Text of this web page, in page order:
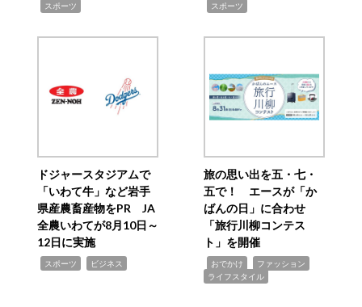
スポーツ スポーツ
ドジャースタジアムで
「いわて牛」など岩手
県産農畜産物をPR JA
全農いわてが8月10日～
12日に実施
スポーツ ビジネス
旅の思い出を五・七・
五で！ エースが「か
ばんの日」に合わせ
「旅行川柳コンテス
ト」を開催
おでかけ ファッション
ライフスタイル